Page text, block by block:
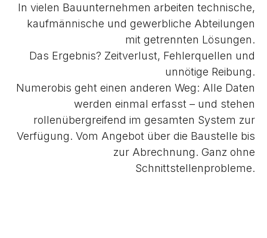
In vielen Bauunternehmen arbeiten technische,
kaufmännische und gewerbliche Abteilungen
mit getrennten Lösungen.
Das Ergebnis? Zeitverlust, Fehlerquellen und
unnötige Reibung.
Numerobis geht einen anderen Weg: Alle Daten
werden einmal erfasst – und stehen
rollenübergreifend im gesamten System zur
Verfügung. Vom Angebot über die Baustelle bis
zur Abrechnung. Ganz ohne
Schnittstellenprobleme.